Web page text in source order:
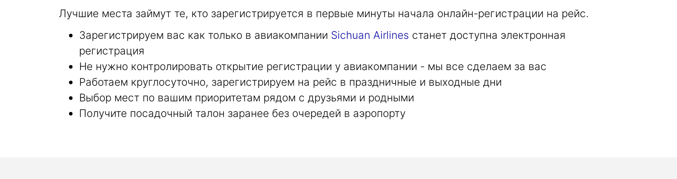
Лучшие места займут те, кто зарегистрируется в первые минуты начала онлайн-регистрации на рейс.
Зарегистрируем вас как только в авиакомпании Sichuan Airlines станет доступна электронная
регистрация
Не нужно контролировать открытие регистрации у авиакомпании - мы все сделаем за вас
Работаем круглосуточно, зарегистрируем на рейс в праздничные и выходные дни
Выбор мест по вашим приоритетам рядом с друзьями и родными
Получите посадочный талон заранее без очередей в аэропорту